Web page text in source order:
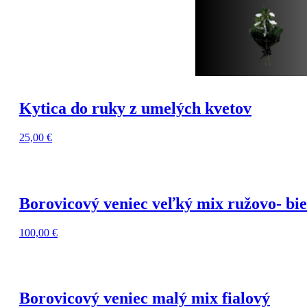
Kytica do ruky z umelých kvetov
25,00 €
Borovicový veniec veľký mix ružovo-
100,00 €
Borovicový veniec malý mix fialový